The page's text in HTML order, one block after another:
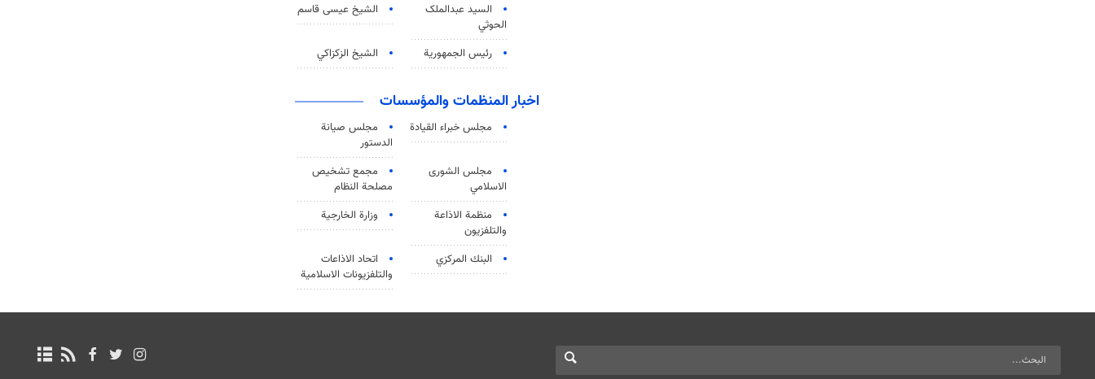
السید عبدالملک
الحوثي
الشيخ عيسى قاسم
رئيس الجمهورية الشيخ الزكزاكي
اخبار المنظمات والمؤسسات
مجلس خبراء القيادة
مجلس صيانة
الدستور
مجلس الشورى
الاسلامي
مجمع تشخيص
مصلحة النظام
منظمة الاذاعة
والتلفزیون
وزارة الخارجية
البنك المركزي
اتحاد الاذاعات
والتلفزيونات الاسلامية